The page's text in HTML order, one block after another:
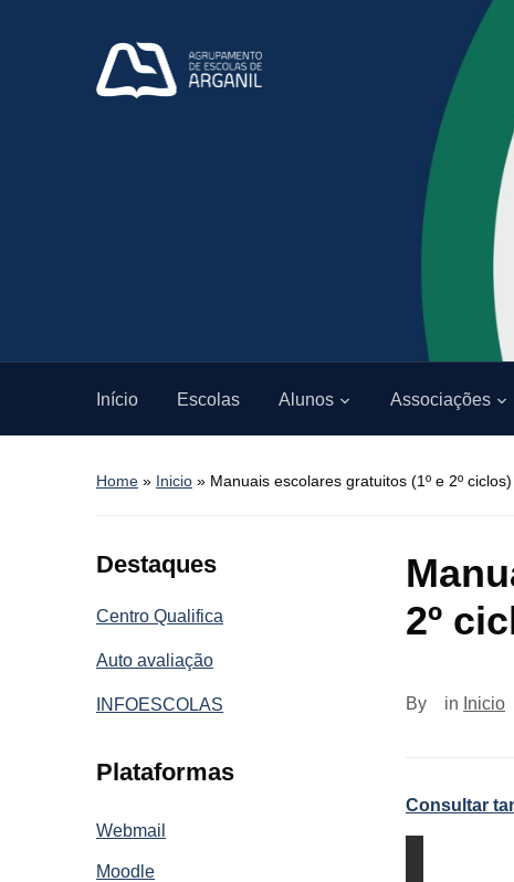
Início Escolas Alunos Associações
Home » Inicio » Manuais escolares gratuitos (1º e 2º ciclos)
Destaques
Centro Qualifica
Auto avaliação
INFOESCOLAS
Plataformas
Webmail
Moodle
2º
By in Inicio
Consultar